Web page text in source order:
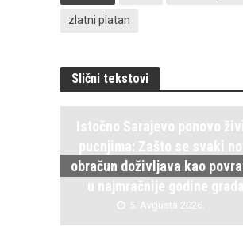
zlatni platan
Slični tekstovi
Istočno Sarajevo ponovo
pucnjima: Zašto se svaki
obračun doživljava kao
u najmračnije godine grada
5. Avgusta 2026.